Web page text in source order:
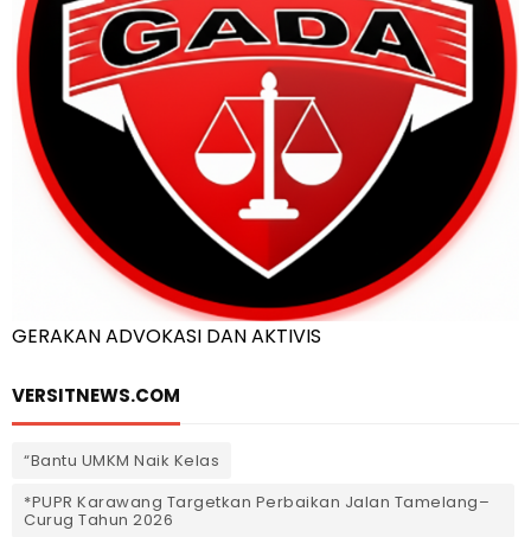
GERAKAN ADVOKASI DAN AKTIVIS
VERSITNEWS.COM
“Bantu UMKM Naik Kelas
*PUPR Karawang Targetkan Perbaikan Jalan Tamelang–
Curug Tahun 2026